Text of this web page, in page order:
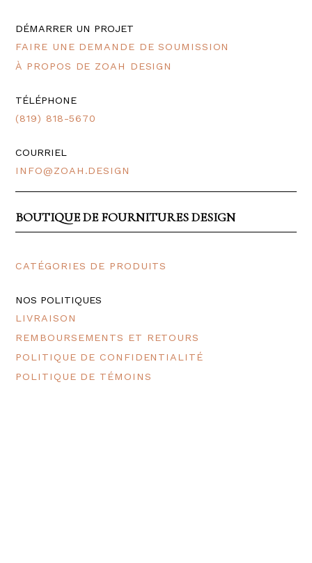
DÉMARRER UN PROJET
FAIRE UNE DEMANDE DE SOUMISSION
À PROPOS DE ZOAH DESIGN
TÉLÉPHONE
(819) 818-5670
COURRIEL
INFO@ZOAH.DESIGN
BOUTIQUE DE FOURNITURES DESIGN
CATÉGORIES DE PRODUITS
NOS POLITIQUES
LIVRAISON
REMBOURSEMENTS ET RETOURS
POLITIQUE DE CONFIDENTIALITÉ
POLITIQUE DE TÉMOINS